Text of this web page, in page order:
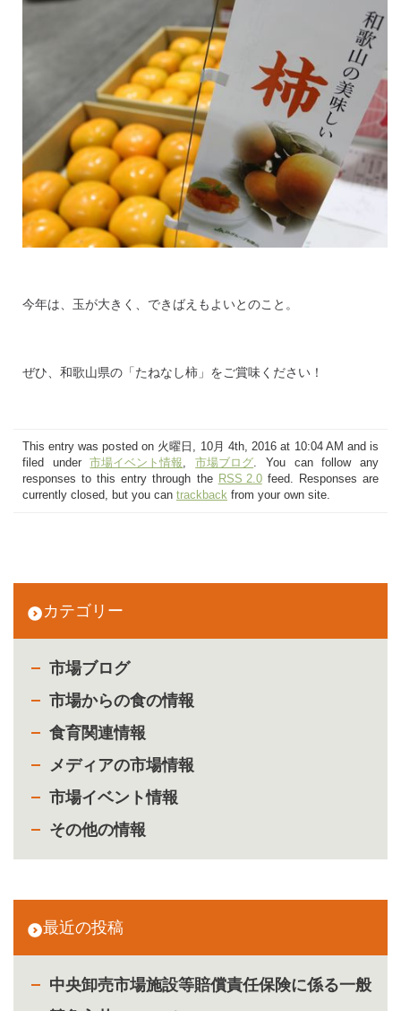
カテゴリー
市場ブログ
市場からの食の情報
食育関連情報
メディアの市場情報
市場イベント情報
その他の情報
最近の投稿
中央卸売市場施設等賠償責任保険に係る一般
今年は、玉が大きく、できばえもよいとのこと。
ぜひ、和歌山県の「たねなし柿」をご賞味ください！
This entry was posted on 火曜日, 10月 4th, 2016 at 10:04 AM and is
filed under市場イベント情報 ,市場ブログ . You can follow any
responses to this entry through the RSS 2.0feed. Responses are
currently closed, but you can trackback from your own site.